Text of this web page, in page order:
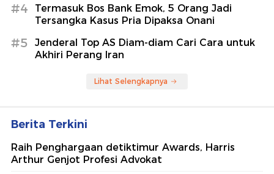
#4
Termasuk Bos Bank Emok, 5 Orang Jadi
Tersangka Kasus Pria Dipaksa Onani
#5
Jenderal Top AS Diam-diam Cari Cara untuk
Akhiri Perang Iran
Lihat Selengkapnya
Berita Terkini
Raih Penghargaan detiktimur Awards, Harris
Arthur Genjot Profesi Advokat